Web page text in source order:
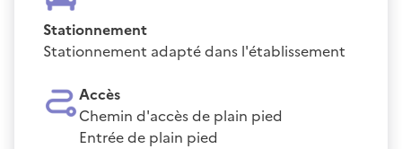
Stationnement
Stationnement adapté dans l'établissement
Accès
Chemin d'accès de plain pied
Entrée de plain pied